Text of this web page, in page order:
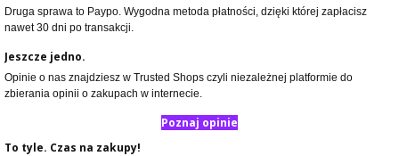
Druga sprawa to Paypo. Wygodna metoda płatności, dzięki której zapłacisz
nawet 30 dni po transakcji.
Jeszcze jedno.
Opinie o nas znajdziesz w Trusted Shops czyli niezależnej platformie do
zbierania opinii o zakupach w internecie.
Poznaj opinie
To tyle. Czas na zakupy!